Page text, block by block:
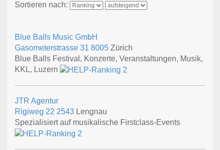
Sortieren nach:
Blue Balls Music GmbH
Gasometerstrasse 31 8005 Zürich
Blue Balls Festival, Konzerte, Veranstaltungen, Musik,
KKL, Luzern
JTR Agentur
Rigiweg 22 2543 Lengnau
Spezialisiert auf musikalische Firstclass-Events